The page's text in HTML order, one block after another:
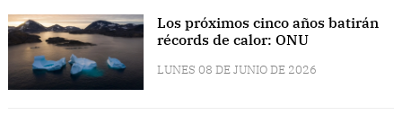
Los próximos cinco años batirán
récords de calor: ONU
LUNES 08 DE JUNIO DE 2026